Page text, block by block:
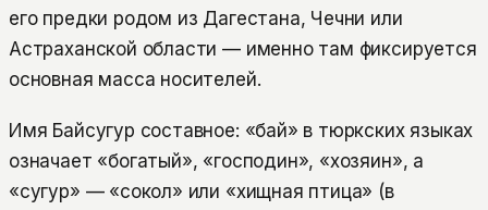
его предки родом из Дагестана, Чечни или
Астраханской области — именно там фиксируется
основная масса носителей.
Имя Байсугур составное: «бай» в тюркских языках
означает «богатый», «господин», «хозяин», а
«сугур» — «сокол» или «хищная птица» (в